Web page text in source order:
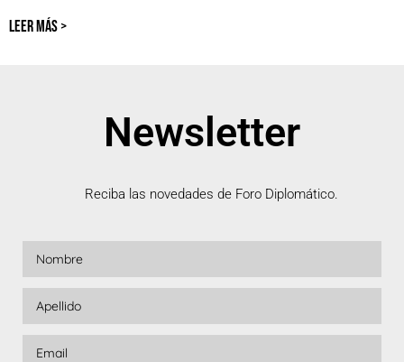
LEER MÁS >
Newsletter
Reciba las novedades de Foro Diplomático.